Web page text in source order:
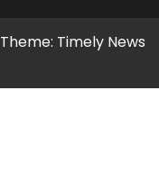
Theme: Timely News